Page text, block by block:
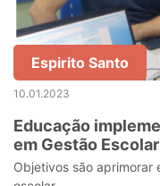
Espirito Santo
10.01.2023
Educação
em Gestão
Objetivos são